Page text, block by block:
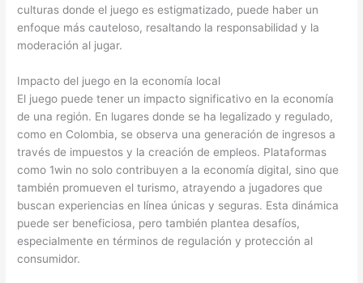
culturas donde el juego es estigmatizado, puede haber un
enfoque más cauteloso, resaltando la responsabilidad y la
moderación al jugar.
Impacto del juego en la economía local
El juego puede tener un impacto significativo en la economía
de una región. En lugares donde se ha legalizado y regulado,
como en Colombia, se observa una generación de ingresos a
través de impuestos y la creación de empleos. Plataformas
como 1win no solo contribuyen a la economía digital, sino que
también promueven el turismo, atrayendo a jugadores que
buscan experiencias en línea únicas y seguras. Esta dinámica
puede ser beneficiosa, pero también plantea desafíos,
especialmente en términos de regulación y protección al
consumidor.